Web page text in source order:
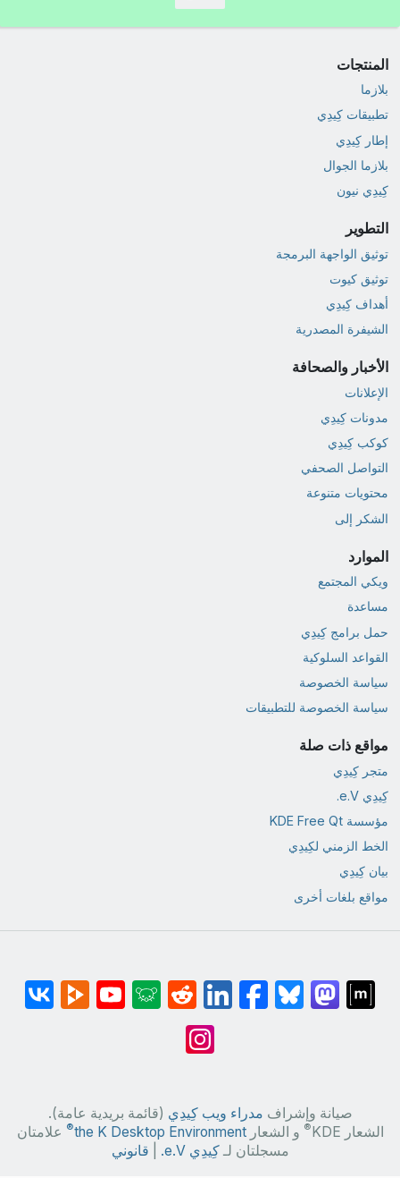
المنتجات
بلازما
تطبيقات كِيدِي
إطار كِيدِي
بلازما الجوال
كِيدِي نيون
التطوير
توثيق الواجهة البرمجة
توثيق كيوت
أهداف كِيدِي
الشيفرة المصدرية
الأخبار والصحافة
الإعلانات
مدونات كِيدِي
كوكب كِيدِي
التواصل الصحفي
محتويات متنوعة
الشكر إلى
الموارد
ويكي المجتمع
مساعدة
حمل برامج كِيدِي
القواعد السلوكية
سياسة الخصوصة
سياسة الخصوصة للتطبيقات
مواقع ذات صلة
متجر كِيدِي
كِيدِي e.V.
مؤسسة KDE Free Qt
الخط الزمني لكِيدِي
بيان كِيدِي
مواقع بلغات أخرى
صيانة وإشراف مدراء ويب كِيدِي (قائمة بريدية عامة).
الشعار KDE
® و الشعارthe K Desktop Environment
® علامتان
مسجلتان لـكِيدِي e.V. قانوني